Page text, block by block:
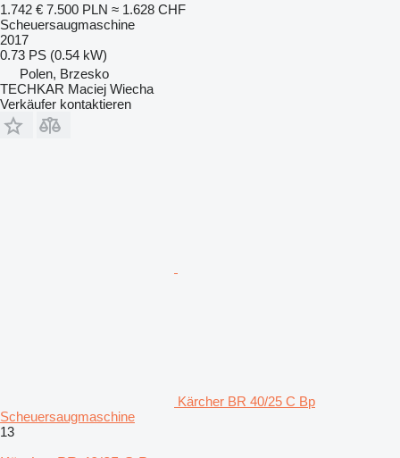
1.742 € 7.500 PLN ≈ 1.628 CHF
Scheuersaugmaschine
2017
0.73 PS (0.54 kW)
Polen, Brzesko
TECHKAR Maciej Wiecha
Verkäufer kontaktieren
Kärcher BR 40/25 C Bp
Scheuersaugmaschine
13